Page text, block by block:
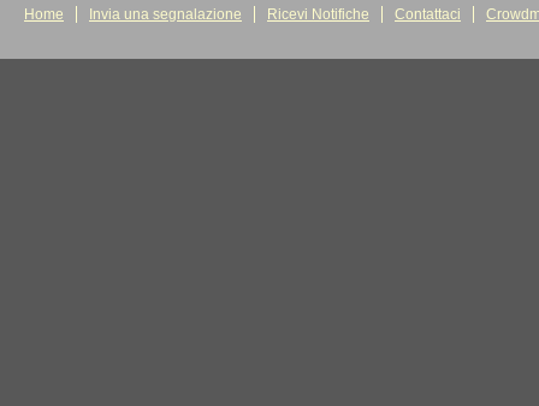
Home Invia una segnalazione Ricevi Notifiche Contattaci